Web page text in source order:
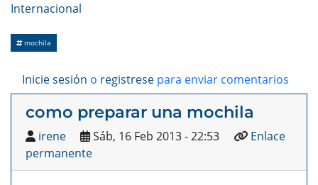
Internacional
mochila
Inicie sesión o registrese para enviar comentarios
como preparar una mochila
irene Sáb, 16 Feb 2013 - 22:53
Enlace
permanente